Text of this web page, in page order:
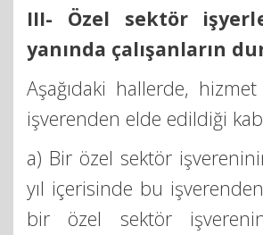
III- Özel sektör
yanında çalışanların
Aşağıdaki hallerde,
işverenden elde edildiği
a) Bir özel sektör
yıl içerisinde bu
bir özel sektör